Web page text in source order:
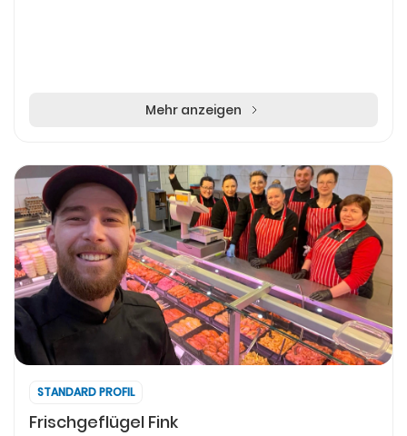
Mehr anzeigen
STANDARD PROFIL
Frischgeflügel Fink